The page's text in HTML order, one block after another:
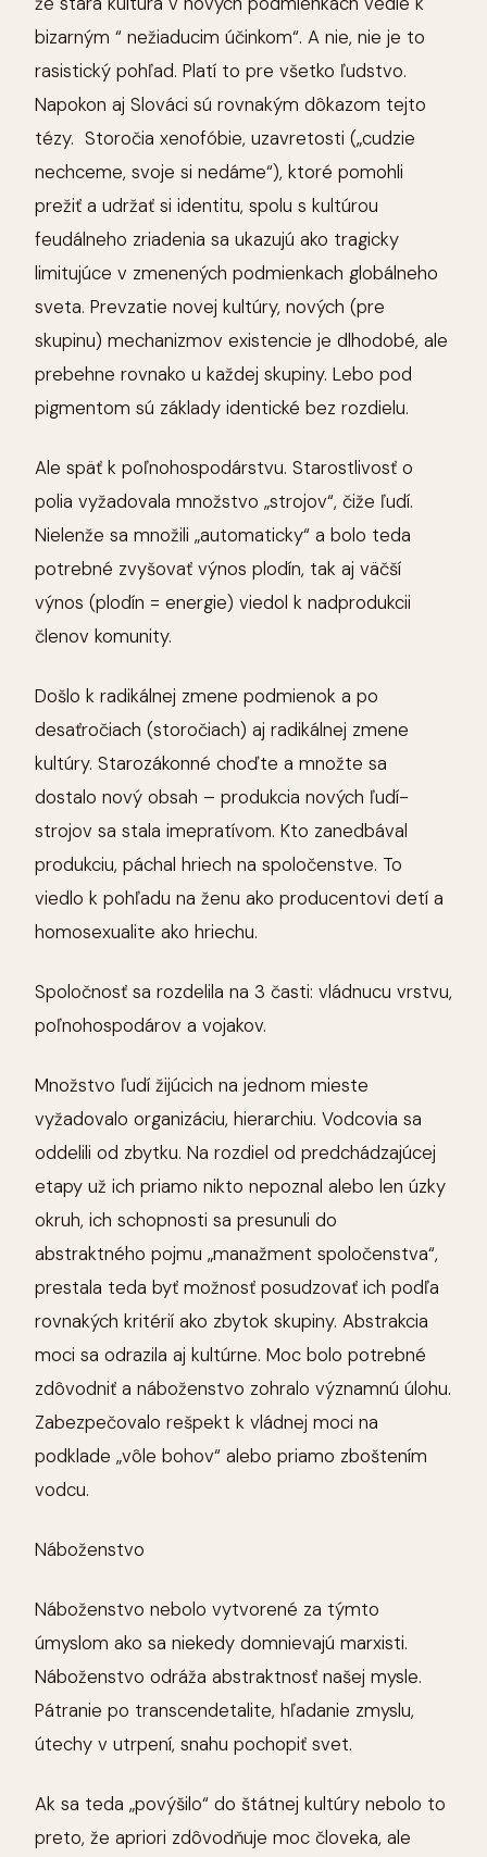
bizarným “ nežiaducim účinkom“. A nie, nie je to
rasistický pohľad. Platí to pre všetko ľudstvo.
Napokon aj Slováci sú rovnakým dôkazom tejto
tézy. Storočia xenofóbie, uzavretosti („cudzie
nechceme, svoje si nedáme“), ktoré pomohli
prežiť a udržať si identitu, spolu s kultúrou
feudálneho zriadenia sa ukazujú ako tragicky
limitujúce v zmenených podmienkach globálneho
sveta. Prevzatie novej kultúry, nových (pre
skupinu) mechanizmov existencie je dlhodobé, ale
prebehne rovnako u každej skupiny. Lebo pod
pigmentom sú základy identické bez rozdielu.
Ale späť k poľnohospodárstvu. Starostlivosť o
polia vyžadovala množstvo „strojov“, čiže ľudí.
Nielenže sa množili „automaticky“ a bolo teda
potrebné zvyšovať výnos plodín, tak aj väčší
výnos (plodín = energie) viedol k nadprodukcii
členov komunity.
Došlo k radikálnej zmene podmienok a po
desaťročiach (storočiach) aj radikálnej zmene
kultúry. Starozákonné choďte a množte sa
dostalo nový obsah – produkcia nových ľudí-
strojov sa stala imepratívom. Kto zanedbával
produkciu, páchal hriech na spoločenstve. To
viedlo k pohľadu na ženu ako producentovi detí a
homosexualite ako hriechu.
Spoločnosť sa rozdelila na 3 časti: vládnucu vrstvu,
poľnohospodárov a vojakov.
Množstvo ľudí žijúcich na jednom mieste
vyžadovalo organizáciu, hierarchiu. Vodcovia sa
oddelili od zbytku. Na rozdiel od predchádzajúcej
etapy už ich priamo nikto nepoznal alebo len úzky
okruh, ich schopnosti sa presunuli do
abstraktného pojmu „manažment spoločenstva“,
prestala teda byť možnosť posudzovať ich podľa
rovnakých kritérií ako zbytok skupiny. Abstrakcia
moci sa odrazila aj kultúrne. Moc bolo potrebné
zdôvodniť a náboženstvo zohralo významnú úlohu.
Zabezpečovalo rešpekt k vládnej moci na
podklade „vôle bohov“ alebo priamo zboštením
vodcu.
Náboženstvo
Náboženstvo nebolo vytvorené za týmto
úmyslom ako sa niekedy domnievajú marxisti.
Náboženstvo odráža abstraktnosť našej mysle.
Pátranie po transcendetalite, hľadanie zmyslu,
útechy v utrpení, snahu pochopiť svet.
Ak sa teda „povýšilo“ do štátnej kultúry nebolo to
preto, že apriori zdôvodňuje moc človeka, ale